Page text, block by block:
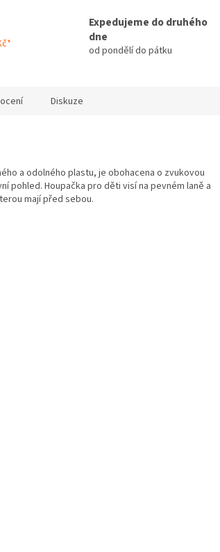
Expedujeme do druhého
dne
od pondělí do pátku
Diskuze
a odolného plastu, je obohacena o zvukovou
pohled. Houpačka pro děti visí na pevném laně a
mají před sebou.